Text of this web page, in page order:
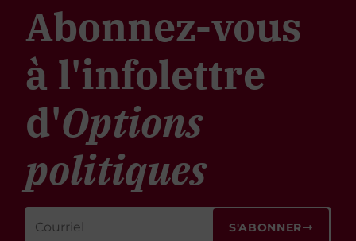
Abonnez-vous
à l'infolettre
d'Options
politiques
S'ABONNER